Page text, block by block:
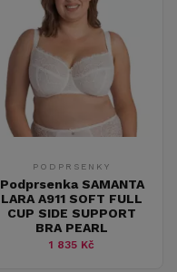
PODPRSENKY
Podprsenka SAMANTA
LARA A911 SOFT FULL
CUP SIDE SUPPORT
BRA PEARL
1 835 Kč